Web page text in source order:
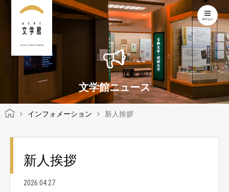
KOCHI LITERARY MUSEUM
文学館ニュース
インフォメーション 新人挨拶
新人挨拶
2026.04.27